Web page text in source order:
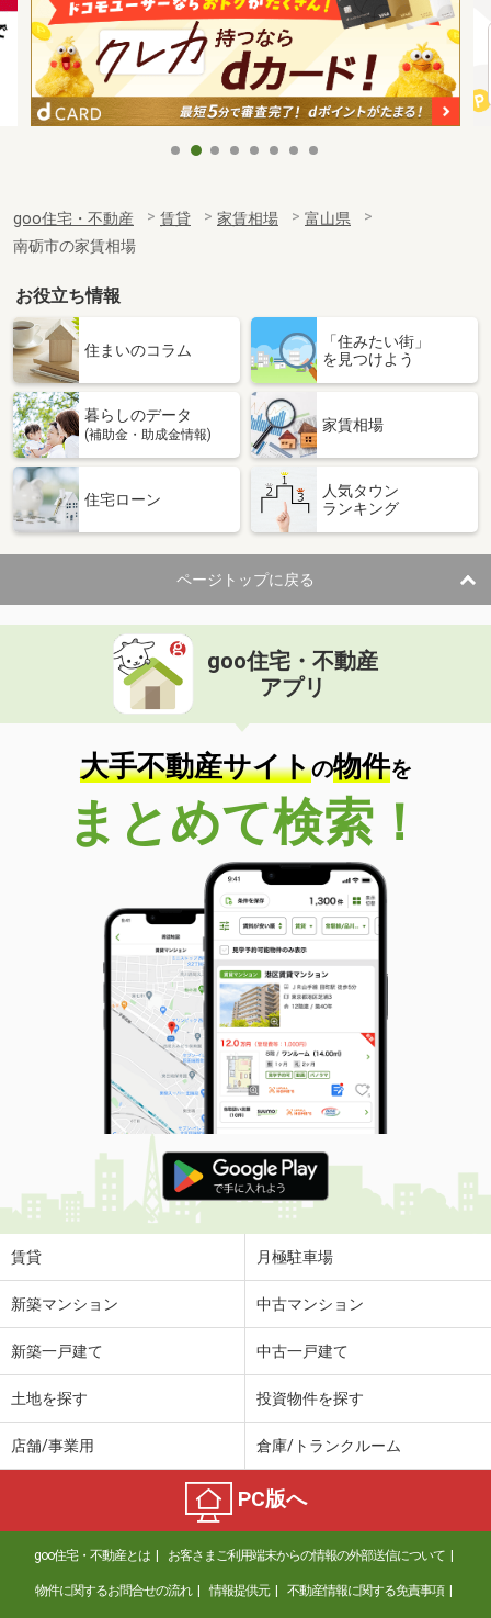
goo住宅・不動産 賃貸 家賃相場
富山県
南砺市の家賃相場
お役立ち情報
住まいのコラム
「住みたい街」
を見つけよう
暮らしのデータ
(補助金・助成金情報)
家賃相場
住宅ローン
人気タウン
ランキング
ページトップに戻る
goo住宅・不動産
アプリ
大手不動産サイトの物件を
まとめて検索！
賃貸 月極駐車場
新築マンション 中古マンション
新築一戸建て 中古一戸建て
土地を探す 投資物件を探す
店舗/事業用 倉庫/トランクルーム
PC版へ
goo住宅・不動産とは お客さまご利用端末からの情報の外部送信について
物件に関するお問合せの流れ 情報提供元 不動産情報に関する免責事項